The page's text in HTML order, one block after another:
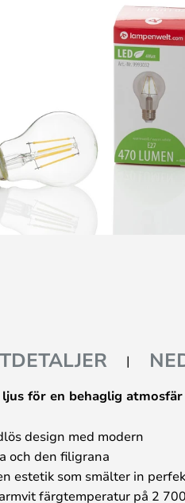
för en behaglig atmosfär
design med modern
och den filigrana
estetik som smälter in
färgtemperatur på 2 700